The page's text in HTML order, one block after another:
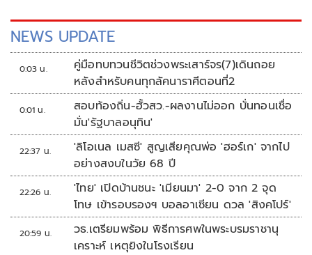
NEWS UPDATE
0:03 น.
คู่มือทบทวนชีวิตช่วงพระเสาร์จร(7)เดินถอย
หลังสำหรับคนทุกลัคนาราศีตอนที่2
0:01 น.
สอบท้องถิ่น-ฮั้วสว.-ผลงานไม่ออก บั่นทอนเชื่อ
มั่น'รัฐบาลอนุทิน'
22:37 น.
'ลิโอเนล เมสซี' สูญเสียคุณพ่อ 'ฮอร์เก' จากไป
อย่างสงบในวัย 68 ปี
22:26 น.
'ไทย' เปิดบ้านชนะ 'เมียนมา' 2-0 จาก 2 จุด
โทษ เข้ารอบรองฯ บอลอาเซียน ดวล 'สิงคโปร์'
20:59 น.
วธ.เตรียมพร้อม พิธีการศพในพระบรมราชานุ
เคราะห์ เหตุยิงในโรงเรียน